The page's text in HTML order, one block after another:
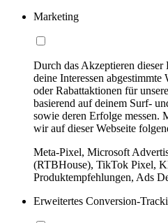
Marketing
Durch das Akzeptieren
deine Interessen abgestimmte
oder Rabattaktionen für
basierend auf deinem Surf-
sowie deren Erfolge messen.
wir auf dieser Webseite
Meta-Pixel, Microsoft
(RTBHouse), TikTok Pixel,
Produktempfehlungen, Ads
Erweitertes Conversion-